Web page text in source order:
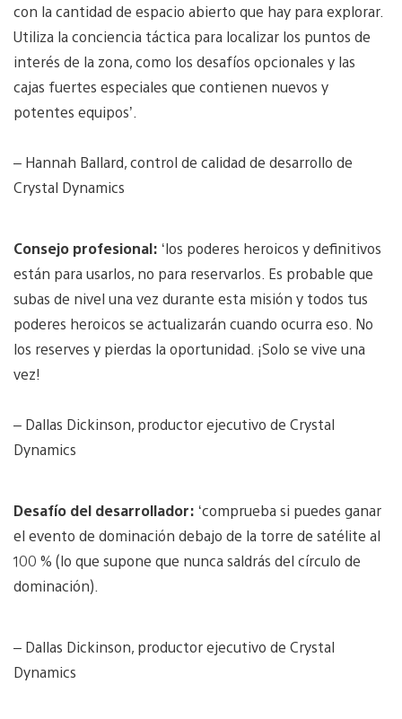
con la cantidad de espacio abierto que hay para explorar.
Utiliza la conciencia táctica para localizar los puntos de
interés de la zona, como los desafíos opcionales y las
cajas fuertes especiales que contienen nuevos y
potentes equipos’.
– Hannah Ballard, control de calidad de desarrollo de
Crystal Dynamics
Consejo profesional: ‘los poderes heroicos y definitivos
están para usarlos, no para reservarlos. Es probable que
subas de nivel una vez durante esta misión y todos tus
poderes heroicos se actualizarán cuando ocurra eso. No
los reserves y pierdas la oportunidad. ¡Solo se vive una
vez!
– Dallas Dickinson, productor ejecutivo de Crystal
Dynamics
Desafío del desarrollador: ‘comprueba si puedes ganar
el evento de dominación debajo de la torre de satélite al
100 % (lo que supone que nunca saldrás del círculo de
dominación).
– Dallas Dickinson, productor ejecutivo de Crystal
Dynamics